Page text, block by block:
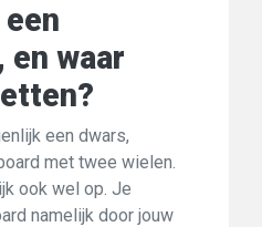
en waar
een dwars,
met twee wielen.
ook wel op. Je
namelijk door jouw